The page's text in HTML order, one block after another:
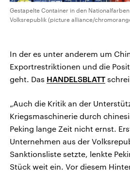
Gestapelte Container in den
Volksrepublik (picture alliance/
In der es unter anderem um
Exportrestriktionen und die
geht. Das HANDELSBLATT
„Auch die Kritik an der
Kriegsmaschinerie durch
Peking lange Zeit nicht ernst.
Unternehmen aus der
Sanktionsliste setzte, lenkte
Stück weit ein. Vor diesem